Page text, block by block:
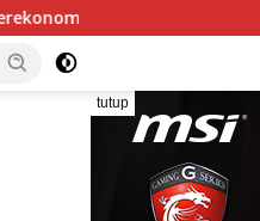
dalam Menata Bangsa
tutup